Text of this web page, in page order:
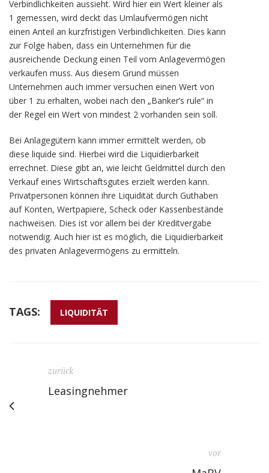
Verbindlichkeiten aussieht. Wird hier ein Wert kleiner als
1 gemessen, wird deckt das Umlaufvermögen nicht
einen Anteil an kurzfristigen Verbindlichkeiten. Dies kann
zur Folge haben, dass ein Unternehmen für die
ausreichende Deckung einen Teil vom Anlagevermögen
verkaufen muss. Aus diesem Grund müssen
Unternehmen auch immer versuchen einen Wert von
über 1 zu erhalten, wobei nach den „Banker’s rule“ in
der Regel ein Wert von mindest 2 vorhanden sein soll.
Bei Anlagegütern kann immer ermittelt werden, ob
diese liquide sind. Hierbei wird die Liquidierbarkeit
errechnet. Diese gibt an, wie leicht Geldmittel durch den
Verkauf eines Wirtschaftsgutes erzielt werden kann.
Privatpersonen können ihre Liquidität durch Guthaben
auf Konten, Wertpapiere, Scheck oder Kassenbestände
nachweisen. Dies ist vor allem bei der Kreditvergabe
notwendig. Auch hier ist es möglich, die Liquidierbarkeit
des privaten Anlagevermögens zu ermitteln.
TAGS: LIQUIDITÄT
zurück
Leasingnehmer
vor